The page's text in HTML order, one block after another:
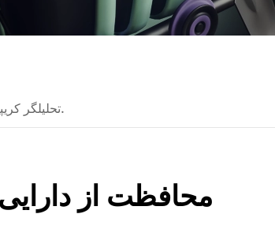
تحلیلگر کریپتو و نویسنده راهنما. من فناوری‌های پیچیده را برای همه قابل فهم می‌کنم.
محافظت از